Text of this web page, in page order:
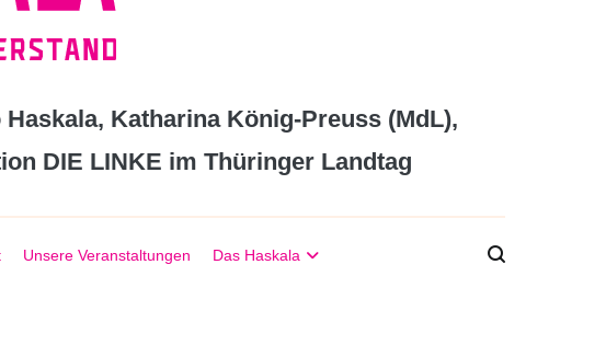
Katharina König-Preuss (MdL),
DIE LINKE im Thüringer Landtag
Unsere Veranstaltungen Das Haskala